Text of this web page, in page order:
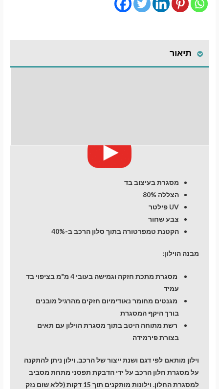
תיאור
מסגרת בעיצוב בד
הצללה 80%
UV פילטר
צבע שחור
הקטנת טמפרטורה בתוך סלון הרכב ב-40%
מבנה הוילון:
מסגרת מתכת חזקה וגמישה בעובי 4 מ"מ בציפוי בד
עמיד
מגנטים מחומר נאודימיום חזקים מהרגיל מובנים
בורך היקף המסגרת
רשת מתוחה היטב בתוך מסגרת הוילון עם תאים
בצורת פירמידה
וילון מותאם לפי דגם ושנת ייצור של הרכב. וילון ניתן להתקנה
על מסגרת חלון הרכב על ידי הדבקת תפסני מתחת מסביב
למסגרת החלון. וילונות מותקנים תוך 15 דקות (ללא שום נזק